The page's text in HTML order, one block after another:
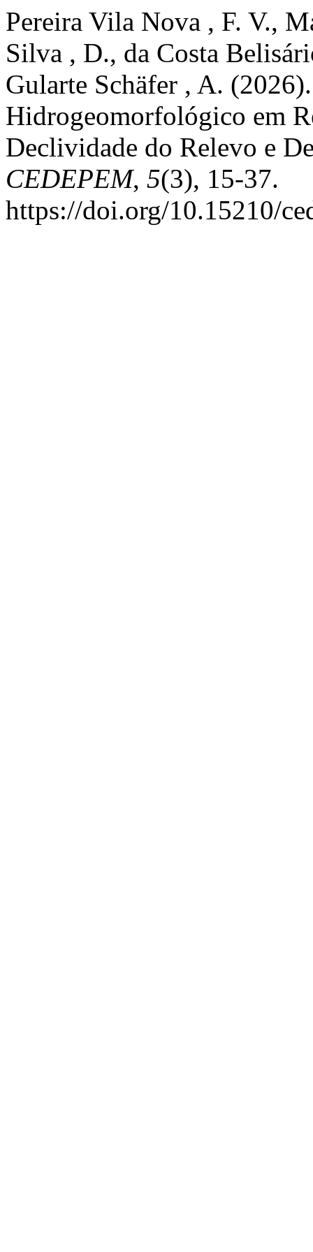
Pereira Vila Nova , F. V.,
Silva , D., da Costa
Gularte Schäfer , A.
Hidrogeomorfológico em
Declividade do Relevo e
CEDEPEM, 5(3), 15-37.
https://doi.org/10.15210/